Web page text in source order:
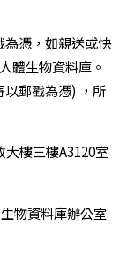
憑，如親送或快
體生物資料庫。
以郵戳為憑) ，所
樓三樓A3120室
物資料庫辦公室